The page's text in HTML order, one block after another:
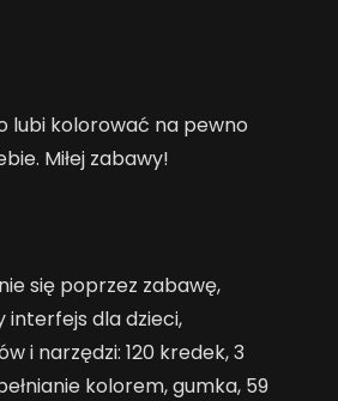
lubi kolorować na pewno
Miłej zabawy!
się poprzez zabawę,
interfejs dla dzieci,
i narzędzi: 120 kredek, 3
kolorem, gumka, 59